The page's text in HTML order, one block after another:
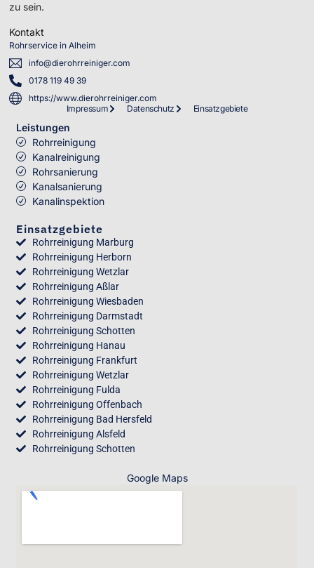
zu sein.
Kontakt
Rohrservice in Alheim
info@dierohrreiniger.com
0178 119 49 39
https://www.dierohrreiniger.com
Impressum
Datenschutz Einsatzgebiete
Leistungen
Rohrreinigung
Kanalreinigung
Rohrsanierung
Kanalsanierung
Kanalinspektion
Einsatzgebiete
Rohrreinigung Marburg
Rohrreinigung Herborn
Rohrreinigung Wetzlar
Rohrreinigung Aßlar
Rohrreinigung Wiesbaden
Rohrreinigung Darmstadt
Rohrreinigung Schotten
Rohrreinigung Hanau
Rohrreinigung Frankfurt
Rohrreinigung Wetzlar
Rohrreinigung Fulda
Rohrreinigung Offenbach
Rohrreinigung Bad Hersfeld
Rohrreinigung Alsfeld
Rohrreinigung Schotten
Google Maps